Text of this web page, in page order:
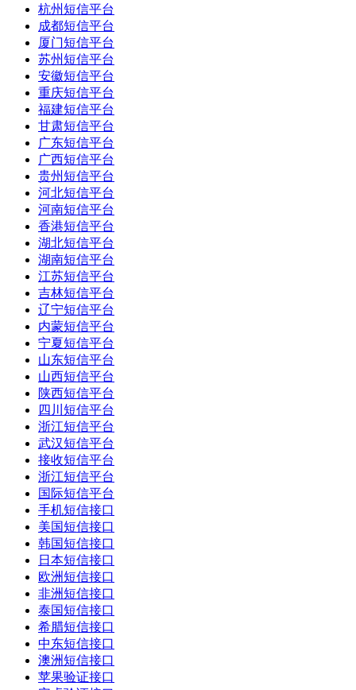
杭州短信平台
成都短信平台
厦门短信平台
苏州短信平台
安徽短信平台
重庆短信平台
福建短信平台
甘肃短信平台
广东短信平台
广西短信平台
贵州短信平台
河北短信平台
河南短信平台
香港短信平台
湖北短信平台
湖南短信平台
江苏短信平台
吉林短信平台
辽宁短信平台
内蒙短信平台
宁夏短信平台
山东短信平台
山西短信平台
陕西短信平台
四川短信平台
浙江短信平台
武汉短信平台
接收短信平台
浙江短信平台
国际短信平台
手机短信接口
美国短信接口
韩国短信接口
日本短信接口
欧洲短信接口
非洲短信接口
泰国短信接口
希腊短信接口
中东短信接口
澳洲短信接口
苹果验证接口